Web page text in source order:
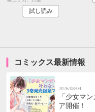
試し読み
コミックス最新情報
2026/08/04
「少女マ
ア開催！